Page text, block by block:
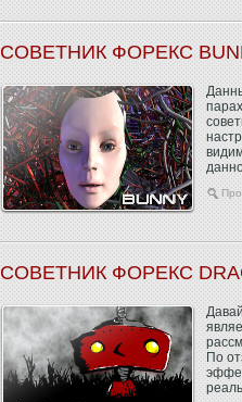
СОВЕТНИК ФОРЕКС
СОВЕТНИК ФОРЕКС
По